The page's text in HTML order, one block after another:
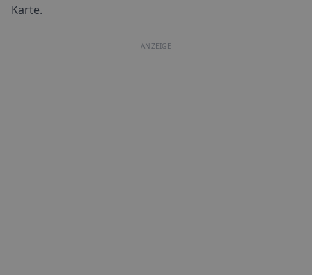
Karte.
ANZEIGE